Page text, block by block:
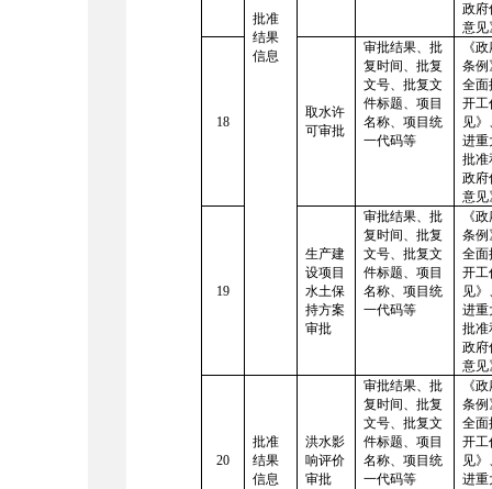
批准
结果
信息
政府
意见
18
取水许
可审批
审批结果、批
复时间、批复
文号、批复文
件标题、项目
名称、项目统
一代码等
《
条例
全面
开工
见
进重
批准
政府
意见
19
生产建
设项目
水土保
持方案
审批
审批结果、批
复时间、批复
文号、批复文
件标题、项目
名称、项目统
一代码等
《
条例
全面
开工
见
进重
批准
政府
意见
20
批准
结果
信息
洪水影
响评价
审批
审批结果、批
复时间、批复
文号、批复文
件标题、项目
名称、项目统
一代码等
《
条例
全面
开工
见
进重